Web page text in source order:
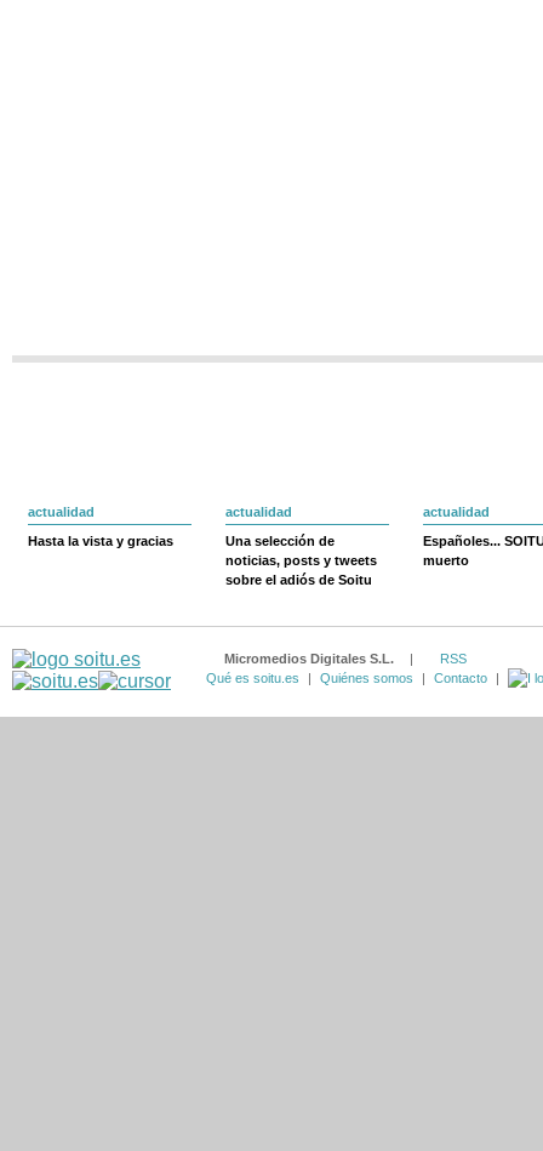
actualidad
Hasta la vista y gracias
actualidad
Una selección de
noticias, posts y tweets
sobre el adiós de Soitu
actualidad
Españoles...
muerto
Micromedios Digitales S.L. |
RSS
Qué es soitu.es
| Quiénes somos | Contacto |